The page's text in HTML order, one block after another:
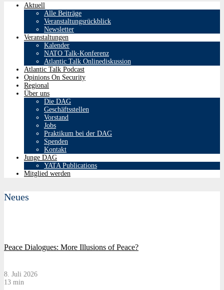
Aktuell
Alle Beiträge
Veranstaltungsrückblick
Newsletter
Veranstaltungen
Kalender
NATO Talk-Konferenz
Atlantic Talk Onlinediskussion
Atlantic Talk Podcast
Opinions On Security
Regional
Über uns
Die DAG
Geschäftsstellen
Vorstand
Jobs
Praktikum bei der DAG
Spenden
Kontakt
Junge DAG
YATA Publications
Mitglied werden
Neues
Peace Dialogues: More Illusions of Peace?
8. Juli 2026
13 min